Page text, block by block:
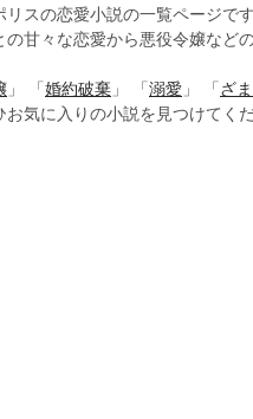
リスの恋愛小説の一覧ページです
の甘々な恋愛から悪役令嬢など
」 「 婚約破棄 」 「 溺愛 」 「 ざ
お気に入りの小説を見つけてくだ